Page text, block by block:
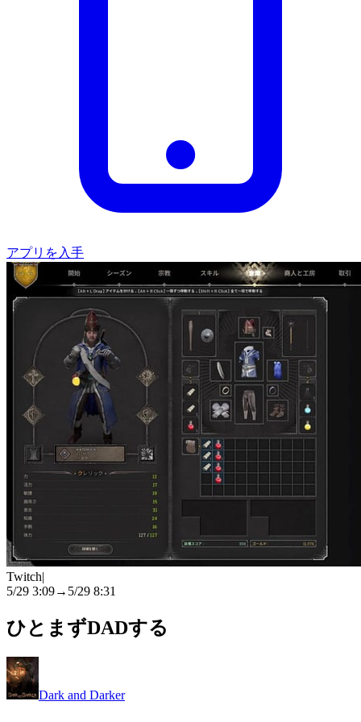
アプリを入手
Twitch|
5/29 3:09→ 5/29 8:31
ひとまずDADする
Dark and Darker